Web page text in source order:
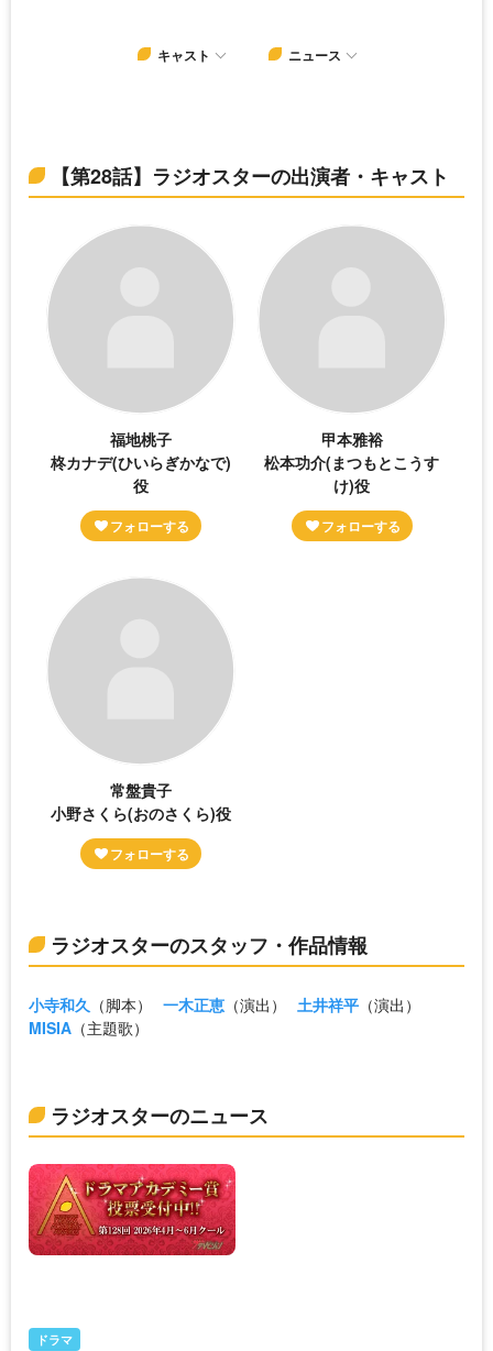
キャスト ニュース
【第28話】ラジオスターの出演者・キャスト
福地桃子
柊カナデ(ひいらぎかなで)
役
甲本雅裕
松本功介(まつもとこうす
け)役
常盤貴子
小野さくら(おのさくら)役
ラジオスターのスタッフ・作品情報
小寺和久 （脚本） 一木正恵 （演出） 土井祥平 （演出）
MISIA （主題歌）
ラジオスターのニュース
ドラマ